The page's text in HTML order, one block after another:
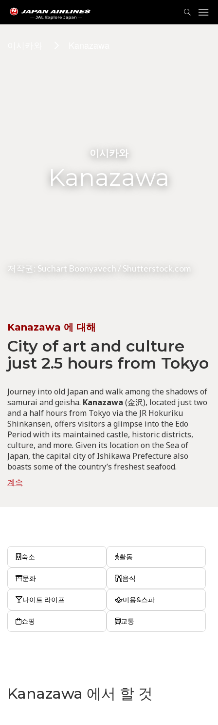
이시카와
Kanazawa
저작권: Suchart Boonyavech / Shutterstock.com
Kanazawa 에 대해
City of art and culture
just 2.5 hours from Tokyo
Journey into old Japan and walk among the shadows of
samurai and geisha. Kanazawa (金沢), located just two
and a half hours from Tokyo via the JR Hokuriku
Shinkansen, offers visitors a glimpse into the Edo
Period with its maintained castle, historic districts,
culture, and more. Given its location on the Sea of
Japan, the capital city of Ishikawa Prefecture also
boasts some of the country’s freshest seafood.
계속
숙소 활동
문화 음식
나이트 라이프 미용&스파
쇼핑 교통
Kanazawa 에서 할 것